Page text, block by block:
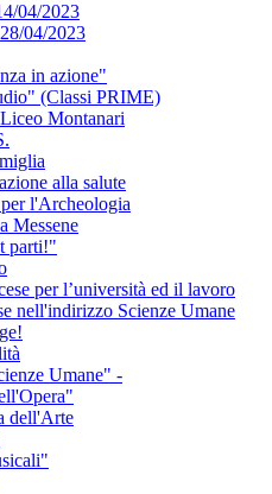
04/2023
04/2023
in azione"
(Classi PRIME)
Montanari
alla salute
l'Archeologia
Messene
parti!"
per l’università ed il lavoro
nell'indirizzo Scienze Umane
Umane" -
dell'Arte